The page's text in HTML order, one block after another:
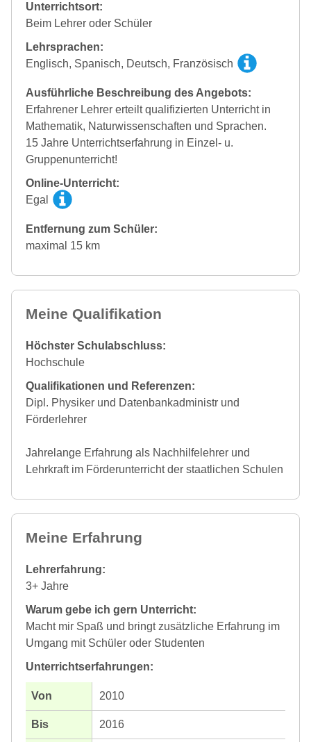
Unterrichtsort:
Beim Lehrer oder Schüler
Lehrsprachen:
Englisch, Spanisch, Deutsch, Französisch
Ausführliche Beschreibung des Angebots:
Erfahrener Lehrer erteilt qualifizierten Unterricht in
Mathematik, Naturwissenschaften und Sprachen.
15 Jahre Unterrichtserfahrung in Einzel- u.
Gruppenunterricht!
Online-Unterricht:
Egal
Entfernung zum Schüler:
maximal 15 km
Meine Qualifikation
Höchster Schulabschluss:
Hochschule
Qualifikationen und Referenzen:
Dipl. Physiker und Datenbankadministr und
Förderlehrer
Jahrelange Erfahrung als Nachhilfelehrer und
Lehrkraft im Förderunterricht der staatlichen Schulen
Meine Erfahrung
Lehrerfahrung:
3+ Jahre
Warum gebe ich gern Unterricht:
Macht mir Spaß und bringt zusätzliche Erfahrung im
Umgang mit Schüler oder Studenten
Unterrichtserfahrungen:
2010
2016